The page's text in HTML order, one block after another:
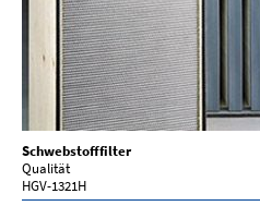
Schwebstofffilter
Qualität
HGV-1321H